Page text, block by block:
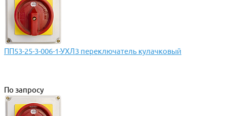
ПП53-25-3-006-1-УХЛ3 переключатель кулачковый
По запросу